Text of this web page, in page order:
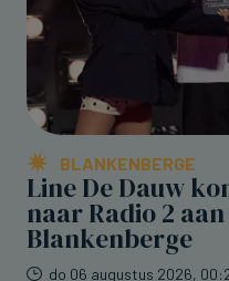
BLANKENBERGE
Line De Dauw
naar Radio 2
Blankenberge
do 06 augustus 2026,